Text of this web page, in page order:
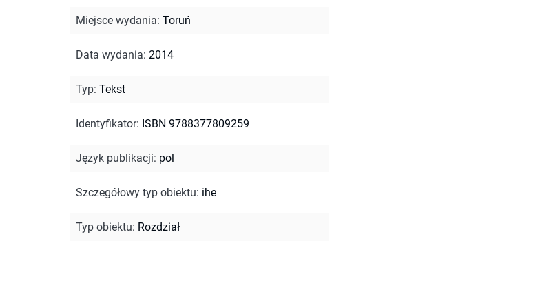
Miejsce wydania: Toruń
Data wydania: 2014
Typ: Tekst
Identyfikator: ISBN 9788377809259
Język publikacji: pol
Szczegółowy typ obiektu: ihe
Typ obiektu: Rozdział